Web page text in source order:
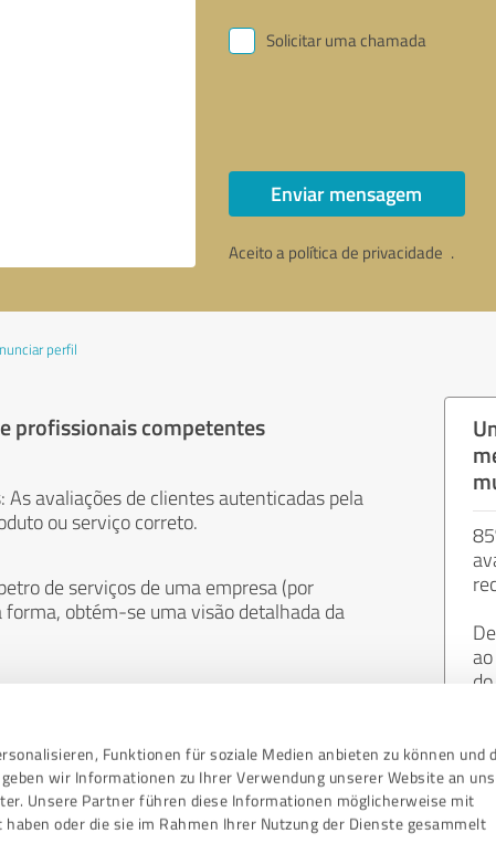
Funktionen für soziale Medien anbieten zu können und
wir Informationen zu Ihrer Verwendung unserer Website an
Unsere Partner führen diese Informationen möglicherweise mit
oder die sie im Rahmen Ihrer Nutzung der Dienste gesammelt
Solicitar uma chamada
Enviar mensagem
Aceito a política de privacidade .
perfil
profissionais competentes
avaliações de clientes autenticadas pela
ou serviço correto.
de serviços de uma empresa (por
obtém-se uma visão detalhada da
E o conteúdo das avaliações não pode
meio.